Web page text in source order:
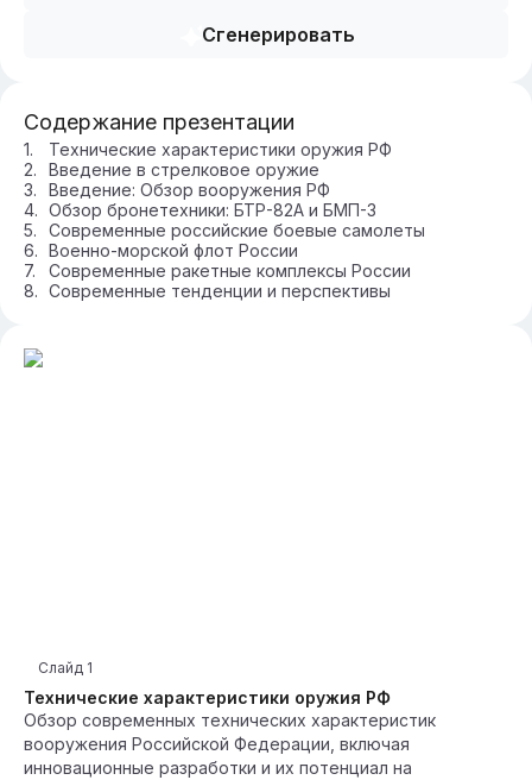
Сгенерировать
Содержание презентации
Технические характеристики оружия РФ
Введение в стрелковое оружие
Введение: Обзор вооружения РФ
Обзор бронетехники: БТР-82А и БМП-3
Современные российские боевые самолеты
Военно-морской флот России
Современные ракетные комплексы России
Современные тенденции и перспективы
Технические характеристики оружия РФ
Слайд 1
Обзор современных технических характеристик
вооружения Российской Федерации, включая
инновационные разработки и их потенциал на